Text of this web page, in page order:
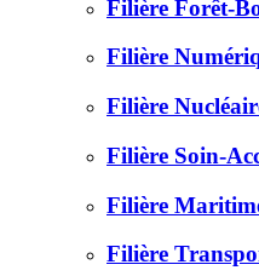
Filière Forêt-
Filière
Filière
Filière Soin-
Filière
Filière